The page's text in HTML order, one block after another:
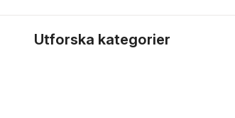
Utforska kategorier